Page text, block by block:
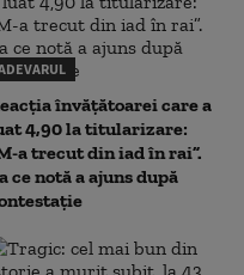
învățătoarei care a
4,90 la titularizare:
a trecut din iad în rai”.
ce notă a ajuns după